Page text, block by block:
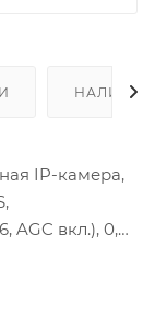
НАЛИЧИЕ
IP-камера,
AGC вкл.), 0,01